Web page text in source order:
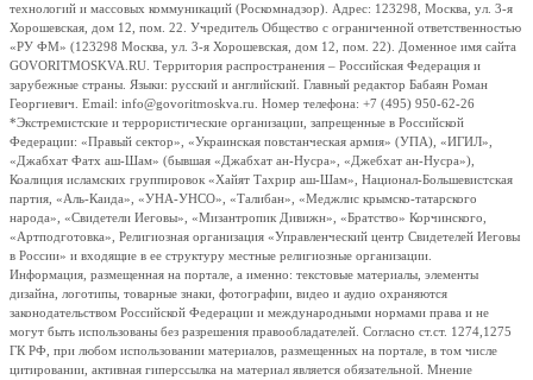
технологий и массовых коммуникаций (Роскомнадзор). Адрес: 123298, Москва, ул. 3-я
Хорошевская, дом 12, пом. 22. Учредитель Общество с ограниченной ответственностью
«РУ ФМ» (123298 Москва, ул. 3-я Хорошевская, дом 12, пом. 22). Доменное имя сайта
GOVORITMOSKVA.RU. Территория распространения – Российская Федерация и
зарубежные страны. Языки: русский и английский. Главный редактор Бабаян Роман
Георгиевич. Email: info@govoritmoskva.ru. Номер телефона: +7 (495) 950-62-26
*Экстремистские и террористические организации, запрещенные в Российской
Федерации: «Правый сектор», «Украинская повстанческая армия» (УПА), «ИГИЛ»,
«Джабхат Фатх аш-Шам» (бывшая «Джабхат ан-Нусра», «Джебхат ан-Нусра»),
Коалиция исламских группировок «Хайят Тахрир аш-Шам», Национал-Большевистская
партия, «Аль-Каида», «УНА-УНСО», «Талибан», «Меджлис крымско-татарского
народа», «Свидетели Иеговы», «Мизантропик Дивижн», «Братство» Корчинского,
«Артподготовка», Религиозная организация «Управленческий центр Свидетелей Иеговы
в России» и входящие в ее структуру местные религиозные организации.
Информация, размещенная на портале, а именно: текстовые материалы, элементы
дизайна, логотипы, товарные знаки, фотографии, видео и аудио охраняются
законодательством Российской Федерации и международными нормами права и не
могут быть использованы без разрешения правообладателей. Согласно ст.ст. 1274,1275
ГК РФ, при любом использовании материалов, размещенных на портале, в том числе
цитировании, активная гиперссылка на материал является обязательной. Мнение